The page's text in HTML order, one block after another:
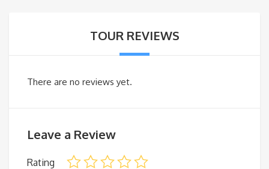
TOUR REVIEWS
There are no reviews yet.
Leave a Review
Rating